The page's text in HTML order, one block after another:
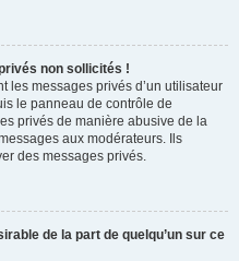
non sollicités !
les messages privés d’un utilisateur
le panneau de contrôle de
privés de manière abusive de la
aux modérateurs. Ils
des messages privés.
de la part de quelqu’un sur ce